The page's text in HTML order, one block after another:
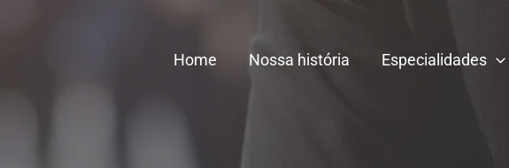
Home Nossa história Especialidades